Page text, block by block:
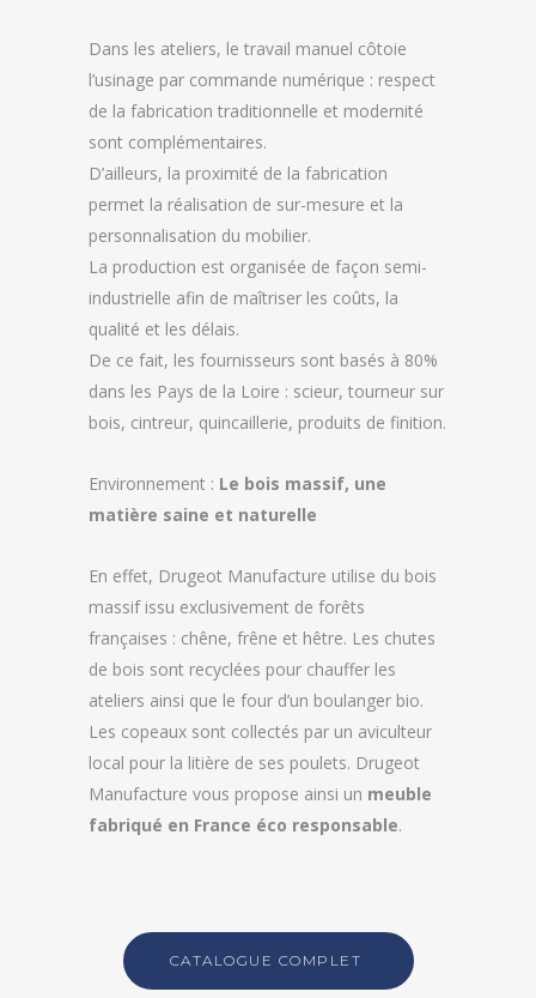
Dans les ateliers, le travail manuel côtoie
l’usinage par commande numérique : respect
de la fabrication traditionnelle et modernité
sont complémentaires.
D’ailleurs, la proximité de la fabrication
permet la réalisation de sur-mesure et la
personnalisation du mobilier.
La production est organisée de façon semi-
industrielle afin de maîtriser les coûts, la
qualité et les délais.
De ce fait, les fournisseurs sont basés à 80%
dans les Pays de la Loire : scieur, tourneur sur
bois, cintreur, quincaillerie, produits de finition.
Environnement : Le bois massif, une
matière saine et naturelle
En effet, Drugeot Manufacture utilise du bois
massif issu exclusivement de forêts
françaises : chêne, frêne et hêtre. Les chutes
de bois sont recyclées pour chauffer les
ateliers ainsi que le four d’un boulanger bio.
Les copeaux sont collectés par un aviculteur
local pour la litière de ses poulets. Drugeot
Manufacture vous propose ainsi un meuble
fabriqué en France éco responsable.
CATALOGUE COMPLET